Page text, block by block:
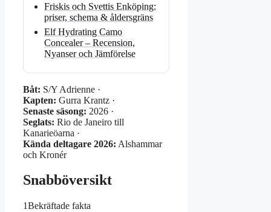
Friskis och Svettis Enköping:
priser, schema & åldersgräns
Elf Hydrating Camo
Concealer – Recension,
Nyanser och Jämförelse
Båt: S/Y Adrienne ·
Kapten: Gurra Krantz ·
Senaste säsong: 2026 ·
Seglats: Rio de Janeiro till
Kanarieöarna ·
Kända deltagare 2026: Alshammar
och Kronér
Snabböversikt
1Bekräftade fakta